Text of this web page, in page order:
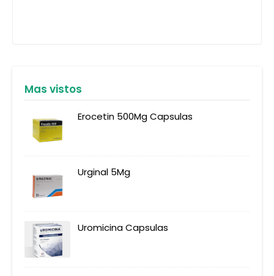
Mas vistos
Erocetin 500Mg Capsulas
Urginal 5Mg
Uromicina Capsulas